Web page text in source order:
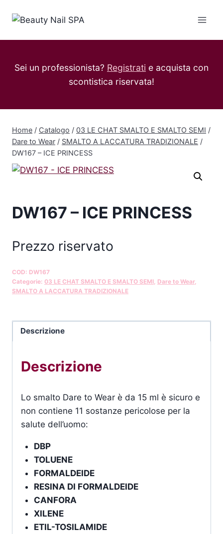
Sei un professionista? Registrati e acquista con
scontistica riservata!
Home / Catalogo / 03 LE CHAT SMALTO E SMALTO SEMI /
Dare to Wear / SMALTO A LACCATURA TRADIZIONALE /
DW167 – ICE PRINCESS
DW167 – ICE PRINCESS
Prezzo riservato
COD: DW167
Categorie: 03 LE CHAT SMALTO E SMALTO SEMI Dare to Wear,
SMALTO A LACCATURA TRADIZIONALE
Descrizione
Descrizione
Lo smalto Dare to Wear è da 15 ml è sicuro e
non contiene 11 sostanze pericolose per la
salute dell’uomo:
DBP
TOLUENE
FORMALDEIDE
RESINA DI FORMALDEIDE
CANFORA
XILENE
ETIL-TOSILAMIDE